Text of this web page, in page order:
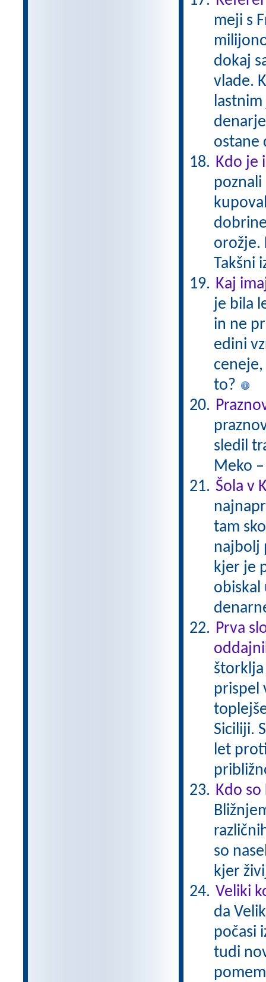
meji s
dokaj
vlade.
ostane
Kdo je
poznali
orožje.
Takšni
Kaj
je bila
in ne
edini
to?
sledil
Meko
Šola v
tam
najbolj
kjer je
obiskal
Prva
štorklja
prispel
Siciliji.
let
Kdo so
so
kjer
Veliki
da
počasi
tudi